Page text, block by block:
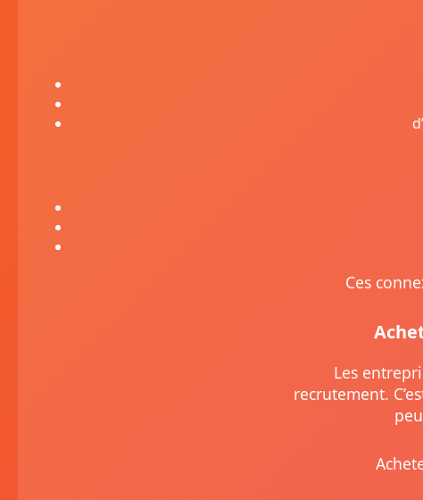
Ces
Les
recrutement.